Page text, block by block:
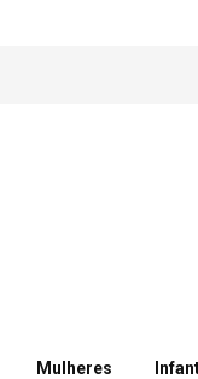
Mulheres